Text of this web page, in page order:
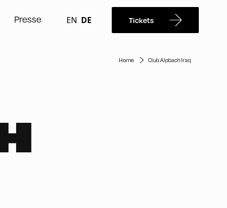
Presse EN DE Tickets
Home Club Alpbach Iraq